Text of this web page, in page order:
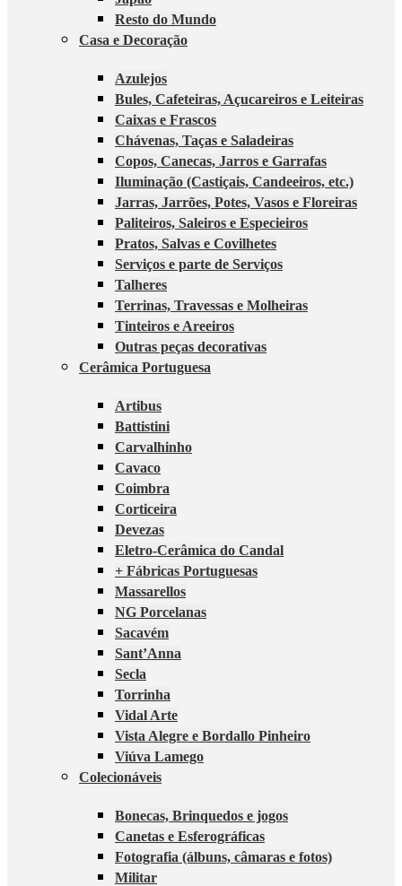
Resto do Mundo
Casa e Decoração
Azulejos
Bules, Cafeteiras, Açucareiros e Leiteiras
Caixas e Frascos
Chávenas, Taças e Saladeiras
Copos, Canecas, Jarros e Garrafas
Iluminação (Castiçais, Candeeiros, etc.)
Jarras, Jarrões, Potes, Vasos e Floreiras
Paliteiros, Saleiros e Especieiros
Pratos, Salvas e Covilhetes
Serviços e parte de Serviços
Talheres
Terrinas, Travessas e Molheiras
Tinteiros e Areeiros
Outras peças decorativas
Cerâmica Portuguesa
Artibus
Battistini
Carvalhinho
Cavaco
Coimbra
Corticeira
Devezas
Eletro-Cerâmica do Candal
+ Fábricas Portuguesas
Massarellos
NG Porcelanas
Sacavém
Sant’Anna
Secla
Torrinha
Vidal Arte
Vista Alegre e Bordallo Pinheiro
Viúva Lamego
Colecionáveis
Bonecas, Brinquedos e jogos
Canetas e Esferográficas
Fotografia (álbuns, câmaras e fotos)
Militar